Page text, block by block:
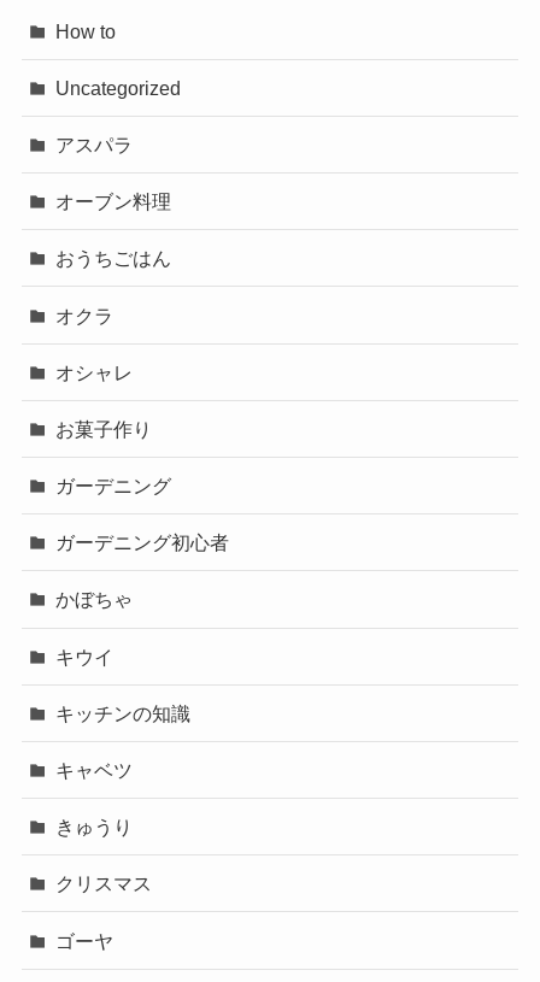
How to
Uncategorized
アスパラ
オーブン料理
おうちごはん
オクラ
オシャレ
お菓子作り
ガーデニング
ガーデニング初心者
かぼちゃ
キウイ
キッチンの知識
キャベツ
きゅうり
クリスマス
ゴーヤ